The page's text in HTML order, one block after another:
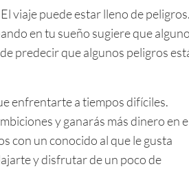
viaje puede estar lleno de peligros.
en tu sueño sugiere que
predecir que algunos peligros
enfrentarte a tiempos difíciles.
y ganarás más dinero en
con un conocido al que le gusta
y disfrutar de un poco de